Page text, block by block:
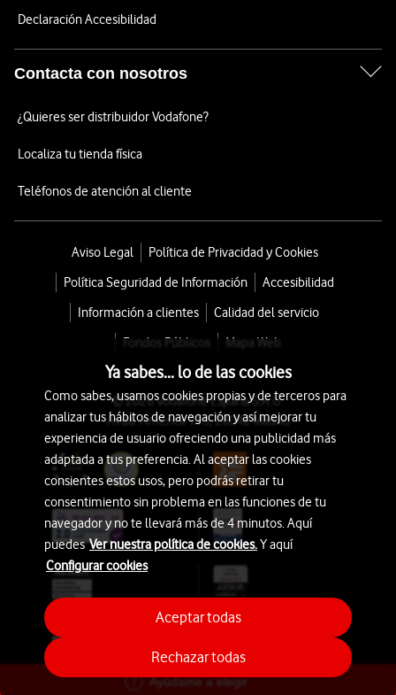
Ayúdame a elegir
Declaración Accesibilidad
Contacta con nosotros
¿Quieres ser distribuidor Vodafone?
Localiza tu tienda física
Teléfonos de atención al cliente
Aviso Legal
Política de Privacidad y Cookies
Política Seguridad de Información
Accesibilidad
Información a clientes
Calidad del servicio
Fondos Públicos
Mapa Web
© 2026 Vodafone España S.A.U.
Avda. América 115, 28042 Madrid
Ya sabes... lo de las cookies
Como sabes, usamos cookies propias y de terceros para
analizar tus hábitos de navegación y así mejorar tu
experiencia de usuario ofreciendo una publicidad más
adaptada a tus preferencia. Al aceptar las cookies
consientes estos usos, pero podrás retirar tu
consentimiento sin problema en las funciones de tu
navegador y no te llevará más de 4 minutos. Aquí
puedesVer nuestra política de cookies.Y aquí
Configurar cookies
Rechazar todas
Aceptar todas